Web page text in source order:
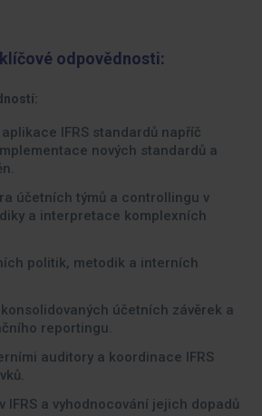
odpovědnosti:
IFRS standardů napříč
nových standardů a
účetních týmů a controllingu v
a interpretace komplexních
politik, metodik a interních
účetních závěrek a
reportingu.
auditory a koordinace IFRS
IFRS a vyhodnocování jejich dopadů